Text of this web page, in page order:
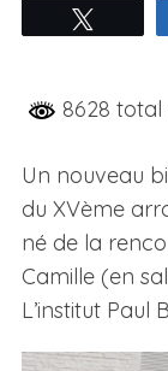
8628 total
Un nouveau
du XVème
né de la
Camille (en
L’institut Paul